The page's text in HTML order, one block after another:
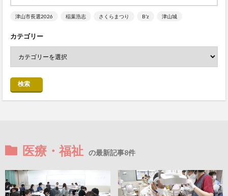
津山市長選2026 稲葉浩志 さくらまつり B’z 津山城
カテゴリー
検索
医療・福祉 の最新記事8件